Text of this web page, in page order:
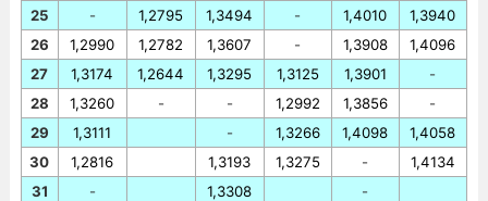
25
26
27
28
29
30
31
-
1,2990
1,3174
1,3260
1,3111
1,2816
-
1,2795
1,2782
1,2644
-
1,3494
1,3607
1,3295
-
-
1,3193
1,3308
-
-
1,3125
1,2992
1,3266
1,3275
1,4010
1,3908
1,3901
1,3856
1,4098
-
-
1,3940
1,4096
-
-
1,4058
1,4134